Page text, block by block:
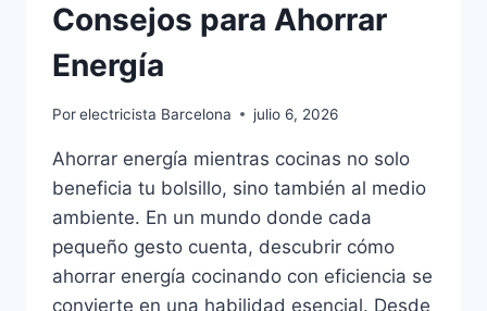
Consejos para Ahorrar
Energía
Porelectricista Barcelona julio 6, 2026
Ahorrar energía mientras cocinas no solo
beneficia tu bolsillo, sino también al medio
ambiente. En un mundo donde cada
pequeño gesto cuenta, descubrir cómo
ahorrar energía cocinando con eficiencia se
convierte en una habilidad esencial. Desde